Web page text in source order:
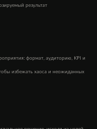
результат
формат, аудиторию, KPI и
избежать хаоса и неожиданных